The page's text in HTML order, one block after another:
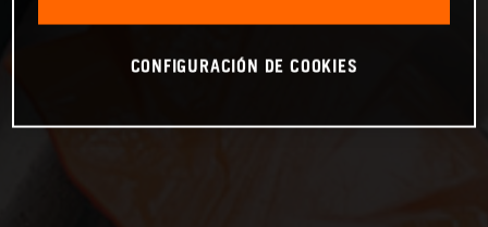
CONFIGURACIÓN DE COOKIES